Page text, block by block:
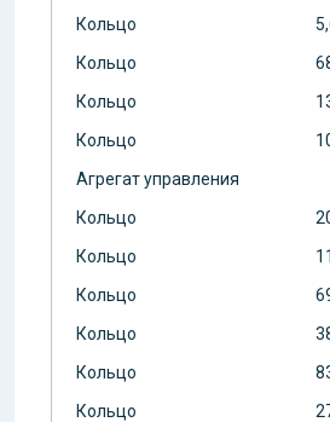
Кольцо
Кольцо
Кольцо
Кольцо
Агрегат управления
Кольцо
Кольцо
Кольцо
Кольцо
Кольцо
Кольцо